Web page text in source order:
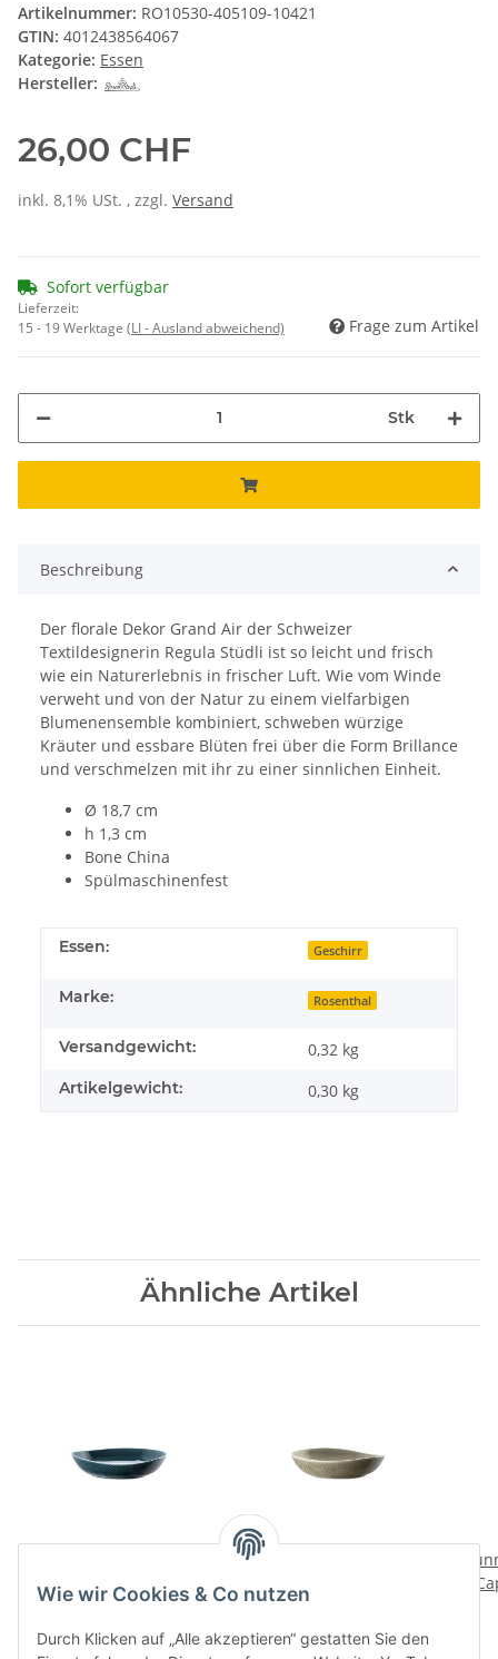
Artikelnummer: RO10530-405109-10421
GTIN: 4012438564067
Kategorie: Essen
Hersteller:
26,00 CHF
inkl. 8,1% USt. , zzgl. Versand
Sofort verfügbar
Lieferzeit:
15 - 19 Werktage (LI - Ausland abweichend) Frage zum Artikel
Stk
Beschreibung
Der florale Dekor Grand Air der Schweizer
Textildesignerin Regula Stüdli ist so leicht und frisch
wie ein Naturerlebnis in frischer Luft. Wie vom Winde
verweht und von der Natur zu einem vielfarbigen
Blumenensemble kombiniert, schweben würzige
Kräuter und essbare Blüten frei über die Form Brillance
und verschmelzen mit ihr zu einer sinnlichen Einheit.
Ø 18,7 cm
h 1,3 cm
Bone China
Spülmaschinenfest
Essen: Geschirr
Marke: Rosenthal
Versandgewicht: 0,32 kg
Artikelgewicht: 0,30 kg
Ähnliche Artikel
tief 25 cm
33,00 CHF*
Junto Pearl Grey Teller
33,00 CHF
Wie wir Cookies & Co nutzen
Durch Klicken auf „Alle akzeptieren“ gestatten Sie den